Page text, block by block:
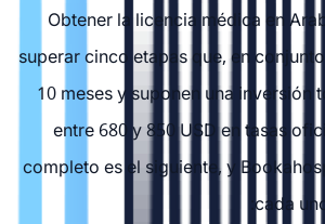
Obtener la licencia médica en
superar cinco etapas que, en
10 meses y suponen una inversión
entre 680 y 850 USD en tasas
completo es el siguiente, y
cada